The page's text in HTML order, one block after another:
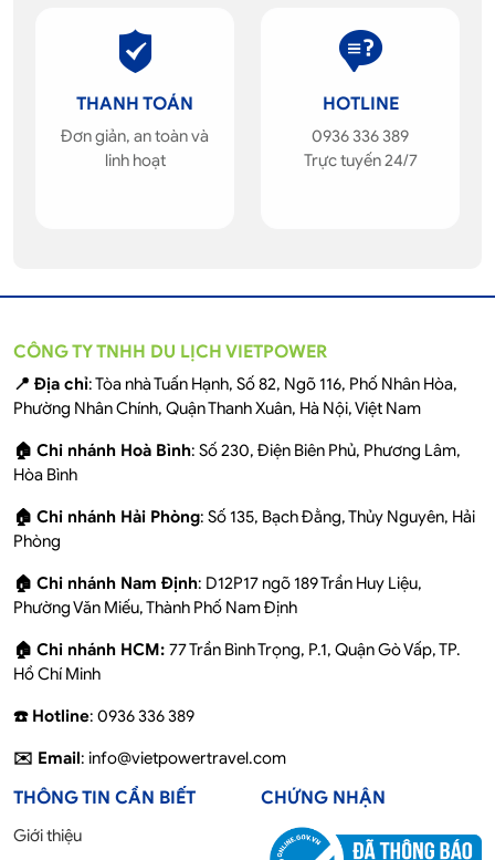
THANH TOÁN
Đơn giản, an toàn và
linh hoạt
HOTLINE
0936 336 389
Trực tuyến 24/7
CÔNG TY TNHH DU LỊCH VIETPOWER
📍 Địa chỉ: Tòa nhà Tuấn Hạnh, Số 82, Ngõ 116, Phố Nhân Hòa,
Phường Nhân Chính, Quận Thanh Xuân, Hà Nội, Việt Nam
🏠 Chi nhánh Hoà Bình: Số 230, Điện Biên Phủ, Phương Lâm,
Hòa Bình
🏠 Chi nhánh Hải Phòng: Số 135, Bạch Đằng, Thủy Nguyên, Hải
Phòng
🏠 Chi nhánh Nam Định: D12P17 ngõ 189 Trần Huy Liệu,
Phường Văn Miếu, Thành Phố Nam Định
🏠 Chi nhánh HCM: 77 Trần Bình Trọng, P.1, Quận Gò Vấp, TP.
Hồ Chí Minh
☎️ Hotline: 0936 336 389
✉️ Email: info@vietpowertravel.com
THÔNG TIN CẦN BIẾT
Giới thiệu
CHỨNG NHẬN